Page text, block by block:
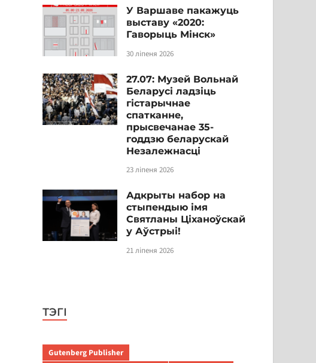
У Варшаве пакажуць
выставу «2020:
Гаворыць Мінск»
30 ліпеня 2026
27.07: Музей Вольнай
Беларусі ладзіць
гістарычнае
спатканне,
прысвечанае 35-
годдзю беларускай
Незалежнасці
23 ліпеня 2026
Адкрыты набор на
стыпендыю імя
Святланы Ціханоўскай
у Аўстрыі!
21 ліпеня 2026
ТЭГІ
Gutenberg Publisher